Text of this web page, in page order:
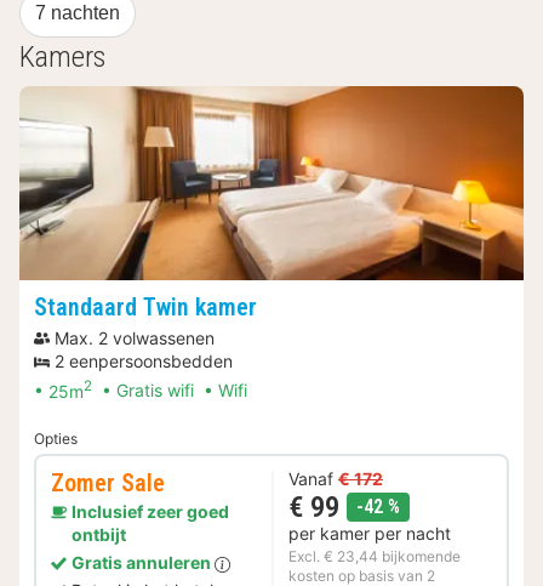
7 nachten
Kamers
Standaard Twin kamer
Max. 2 volwassenen
2 eenpersoonsbedden
25m2 Gratis wifi Wifi
Opties
Zomer Sale
Inclusief zeer goed
ontbijt
Gratis annuleren
Vanaf € 172
€ 99 -42 %
per kamer per nacht
Excl. € 23,44 bijkomende
kosten op basis van 2